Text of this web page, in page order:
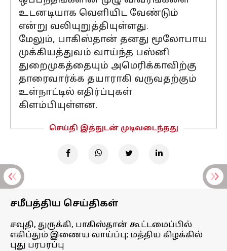
உடனடியாக வெளியிட வேண்டும்
என்று வலியுறுத்தியுள்ளது.
மேலும், பாகிஸ்தான் தனது மூலோபாய
முக்கியத்துவம் வாய்ந்த பஸ்னி
துறைமுகத்தையும் அமெரிக்காவிற்கு
தாரைவார்க்க தயாராகி வருவதற்கும்
உள்நாட்டில் எதிர்ப்புகள்
கிளம்பியுள்ளன.
செய்தி இத்துடன் முடிவடைந்தது
சமீபத்திய செய்திகள்
சவுதி, துருக்கி, பாகிஸ்தான் கூட்டமைப்பில்
எகிப்தும் இணைய வாய்ப்பு; மத்திய கிழக்கில்
புது பரபரப்பு